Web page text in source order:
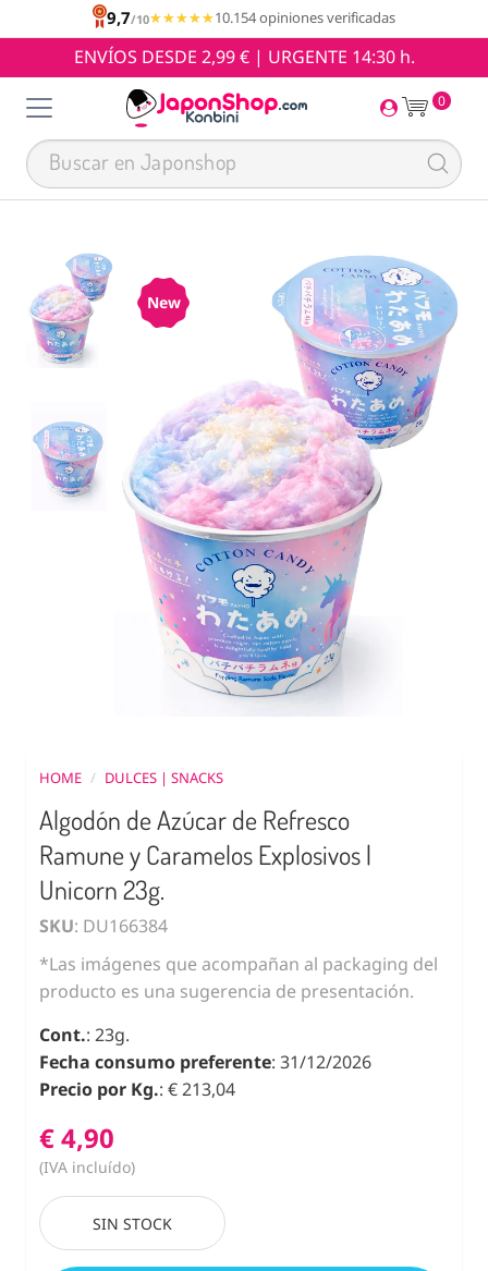
9,7/10★★★★★
★★★★★10.154 opiniones verificadas
ENVÍOS DESDE 2,99 € | URGENTE 14:30 h.
0
New
HOME / DULCES | SNACKS
Algodón de Azúcar de Refresco
Ramune y Caramelos Explosivos |
Unicorn 23g.
SKU: DU166384
*Las imágenes que acompañan al packaging del
producto es una sugerencia de presentación.
Cont.: 23g.
Fecha consumo preferente: 31/12/2026
Precio por Kg.: € 213,04
€ 4,90
(IVA incluído)
SIN STOCK